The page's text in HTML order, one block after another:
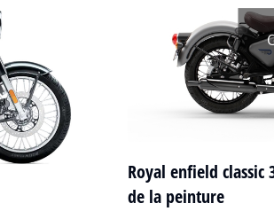
Royal enfield
de la peinture